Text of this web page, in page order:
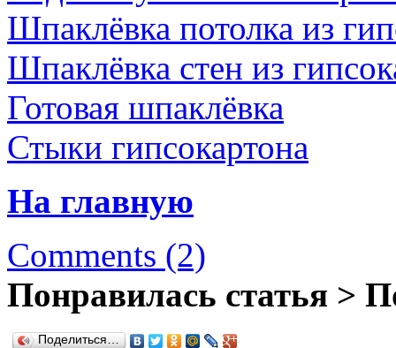
Шпаклёвка потолка из
Шпаклёвка стен из
Готовая шпаклёвка
Стыки гипсокартона
На главную
Comments (2)
Понравилась статья >
Поделиться…